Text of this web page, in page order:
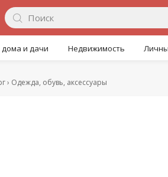
дома и дачи Недвижимость
Одежда, обувь, аксессуары